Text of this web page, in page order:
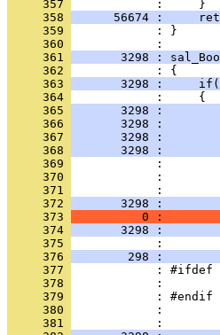
     357
     358
56674 :
     359
            : }
     360
     361
3298 :
     362
     363
3298 :
     364
     365
3298 :
     366
3298 :
     367
3298 :
     368
3298 :
     369
     370
     371
     372
3298 :
     373
0 :
     374
3298 :
     375
     376
298 :
     377
     378
     379
     380
     381